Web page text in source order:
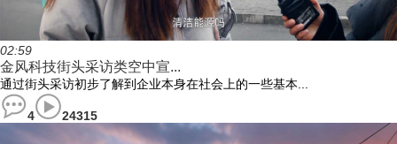
02:59
金风科技街头采访类空中宣...
通过街头采访初步了解到企业本身在社会上的一些基本...
4 24315